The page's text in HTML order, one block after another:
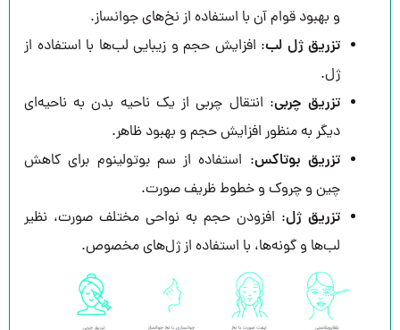
و بهبود قوام آن با استفاده از نخ‌های جوانساز.
تزریق ژل لب: افزایش حجم و زیبایی لب‌ها با استفاده از
ژل.
تزریق چربی: انتقال چربی از یک ناحیه بدن به ناحیه‌ای
دیگر به منظور افزایش حجم و بهبود ظاهر.
تزریق بوتاکس: استفاده از سم بوتولینوم برای کاهش
چین و چروک و خطوط ظریف صورت.
تزریق ژل: افزودن حجم به نواحی مختلف صورت، نظیر
لب‌ها و گونه‌ها، با استفاده از ژل‌های مخصوص.